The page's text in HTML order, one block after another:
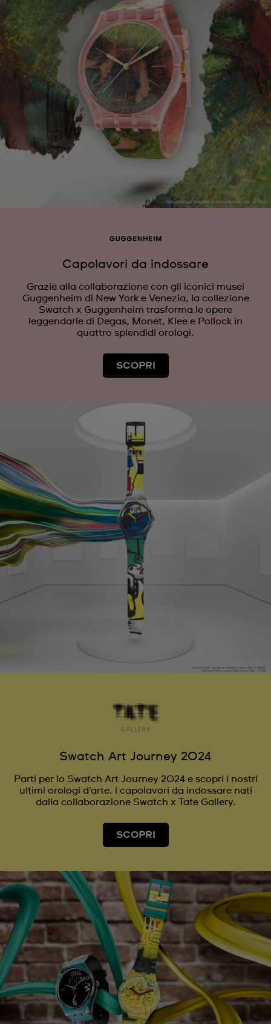
Capolavori da indossare
Grazie alla collaborazione con gli iconici musei
Guggenheim di New York e Venezia, la collezione
Swatch x Guggenheim trasforma le opere
leggendarie di Degas, Monet, Klee e Pollock in
quattro splendidi orologi.
SCOPRI
Swatch Art Journey 2024
Parti per lo Swatch Art Journey 2024 e scopri i nostri
ultimi orologi d'arte, i capolavori da indossare nati
dalla collaborazione Swatch x Tate Gallery.
SCOPRI